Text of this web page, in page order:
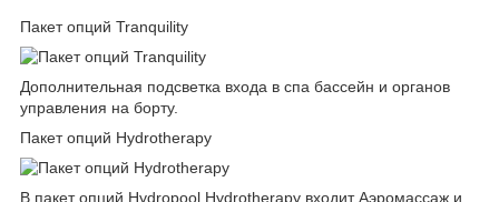
Пакет опций Tranquility
Дополнительная подсветка входа в спа бассейн и органов
управления на борту.
Пакет опций Hydrotherapy
В пакет опций Hydropool Hydrotherapy входит Аэромассаж и